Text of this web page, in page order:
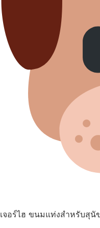
เจอร์ไฮ ขนมแท่งสำหรับสุ